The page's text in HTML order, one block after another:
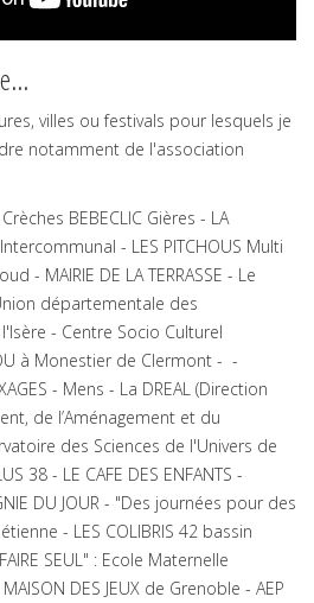
villes ou festivals pour lesquels je
notamment de l'association
BEBECLIC Gières - LA
- LES PITCHOUS Multi
- MAIRIE DE LA TERRASSE - Le
départementale des
- Centre Socio Culturel
à Monestier de Clermont - -
- Mens - La DREAL (Direction
de l’Aménagement et du
des Sciences de l'Univers de
38 - LE CAFE DES ENFANTS -
DU JOUR - "Des journées pour des
- LES COLIBRIS 42 bassin
SEUL" : Ecole Maternelle
DES JEUX de Grenoble - AEP